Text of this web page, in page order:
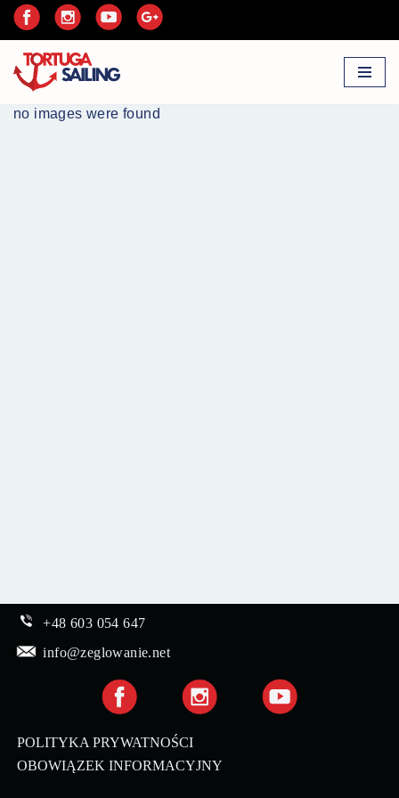
do
treści
no images were found
+48 603 054 647
info@zeglowanie.net
POLITYKA PRYWATNOŚCI
OBOWIĄZEK INFORMACYJNY